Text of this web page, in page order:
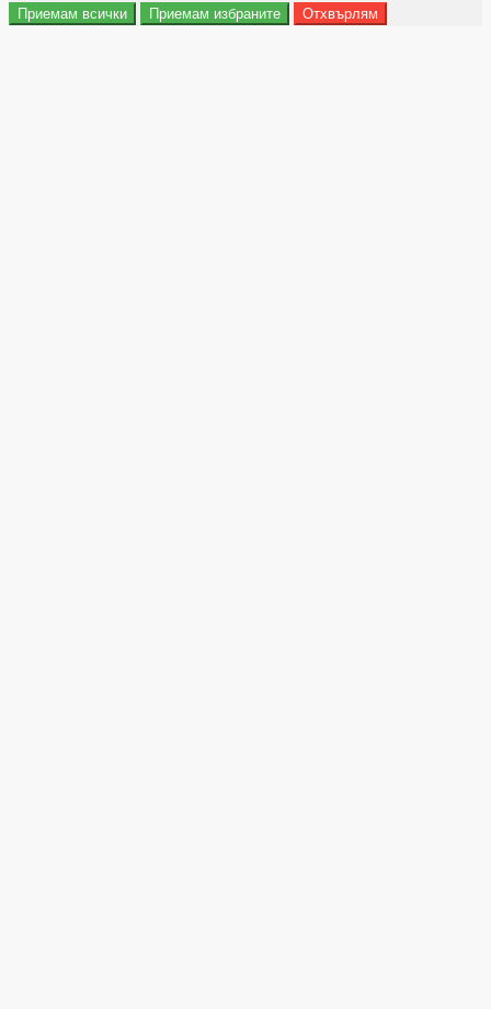
Препочитания за реклами
Приемам всички Приемам избраните Отхвърлям